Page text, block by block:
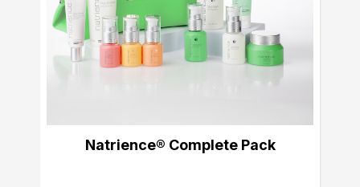
Natrience® Complete Pack